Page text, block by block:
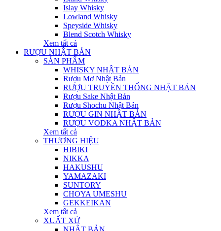
Islay Whisky
Lowland Whisky
Speyside Whisky
Blend Scotch Whisky
Xem tất cả
RƯỢU NHẬT BẢN
SẢN PHẨM
WHISKY NHẬT BẢN
Rượu Mơ Nhật Bản
RƯỢU TRUYỀN THỐNG NHẬT BẢN
Rượu Sake Nhật Bản
Rượu Shochu Nhật Bản
RƯỢU GIN NHẬT BẢN
RƯỢU VODKA NHẬT BẢN
Xem tất cả
THƯƠNG HIỆU
HIBIKI
NIKKA
HAKUSHU
YAMAZAKI
SUNTORY
CHOYA UMESHU
GEKKEIKAN
Xem tất cả
XUẤT XỨ
NHẬT BẢN